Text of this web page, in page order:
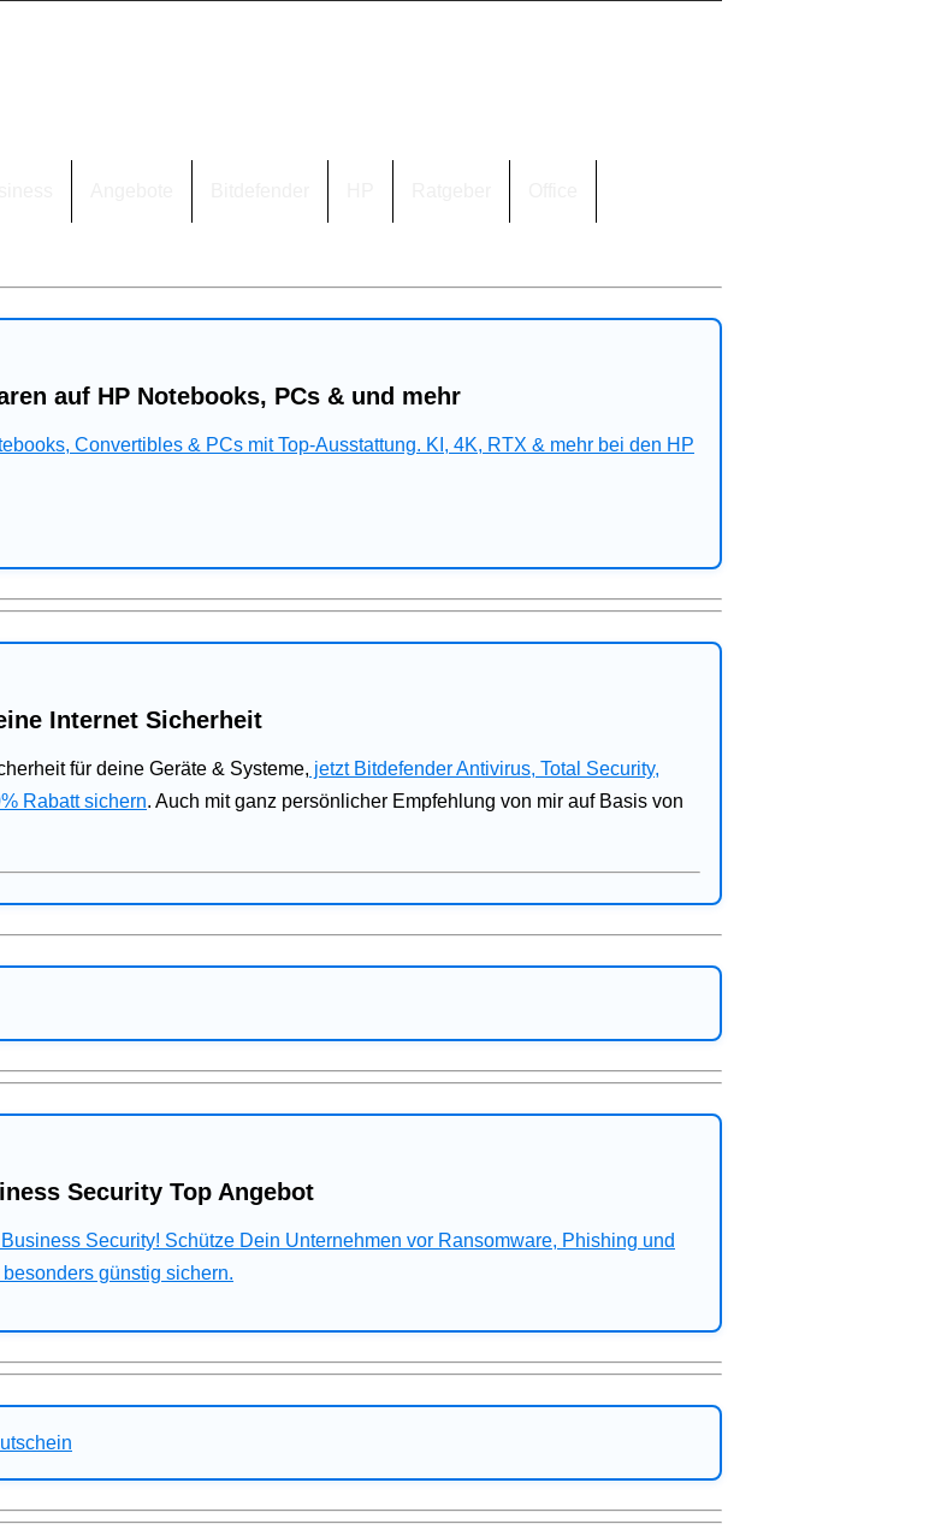
auf HP Notebooks, PCs & und mehr
Convertibles & PCs mit Top-Ausstattung. KI, 4K, RTX & mehr bei den HP
Internet Sicherheit
für deine Geräte & Systeme, jetzt Bitdefender Antivirus, Total Security,
Rabatt sichern. Auch mit ganz persönlicher Empfehlung von mir auf Basis von
Security Top Angebot
Security! Schütze Dein Unternehmen vor Ransomware, Phishing und
günstig sichern.